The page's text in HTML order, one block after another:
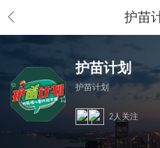
护苗
护苗计划
护苗计划
2人关注